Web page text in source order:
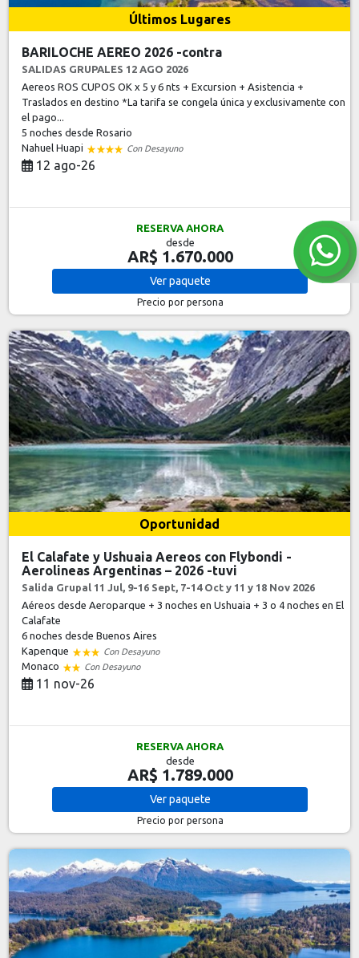
Últimos Lugares
BARILOCHE AEREO 2026 -contra
SALIDAS GRUPALES 12 AGO 2026
Aereos ROS CUPOS OK x 5 y 6 nts + Excursion + Asistencia +
Traslados en destino *La tarifa se congela única y exclusivamente con
el pago...
5 nochesdesde Rosario
Nahuel Huapi
Con Desayuno
12 ago-26
RESERVA AHORA
desde
AR$ 1.670.000
Verpaquete
Precio por persona
Oportunidad
El Calafate y Ushuaia Aereos con Flybondi -
Aerolineas Argentinas – 2026 -tuvi
Salida Grupal 11 Jul, 9-16 Sept, 7-14 Oct y 11 y 18 Nov 2026
Aéreos desde Aeroparque + 3 noches en Ushuaia + 3 o 4 noches en El
Calafate
6 nochesdesde Buenos Aires
Kapenque
Con Desayuno
Monaco Con Desayuno
11 nov-26
RESERVA AHORA
desde
AR$ 1.789.000
Verpaquete
Precio por persona